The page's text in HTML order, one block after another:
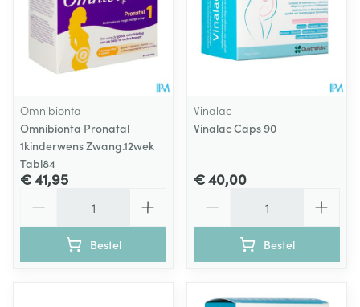
Omnibionta
Omnibionta Pronatal
1kinderwens Zwang.12wek
Tabl84
€ 41,95
Bestel
Vinalac
Vinalac Caps 90
€ 40,00
Bestel